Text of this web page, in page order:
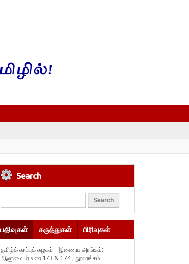
Search
பதிவுகள் கருத்துகள் பிரிவுகள்
தமிழ்க் காப்புக் கழகம் – இணைய அரங்கம்:
ஆளுமையர் உரை 173 & 174 ; நூலரங்கம்